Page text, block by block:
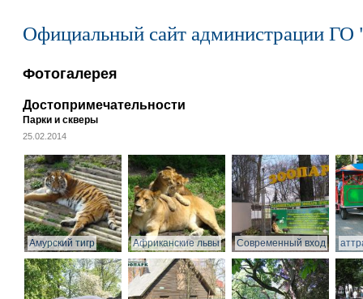
Официальный сайт администрации ГО
Фотогалерея
Достопримечательности
Парки и скверы
25.02.2014
Амурский тигр Африканские львы Современный вход